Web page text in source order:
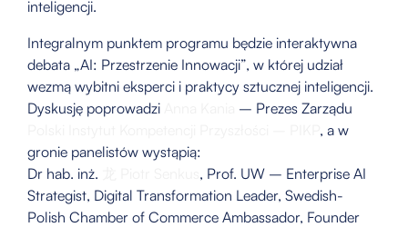
inteligencji.
Integralnym punktem programu będzie interaktywna
debata „AI: Przestrzenie Innowacji”, w której udział
wezmą wybitni eksperci i praktycy sztucznej inteligencji.
Dyskusję poprowadzi
– Prezes Zarządu
, a w
gronie panelistów wystąpią:
Dr hab. inż.
, Prof. UW – Enterprise AI
Strategist, Digital Transformation Leader, Swedish-
Polish Chamber of Commerce Ambassador, Founder